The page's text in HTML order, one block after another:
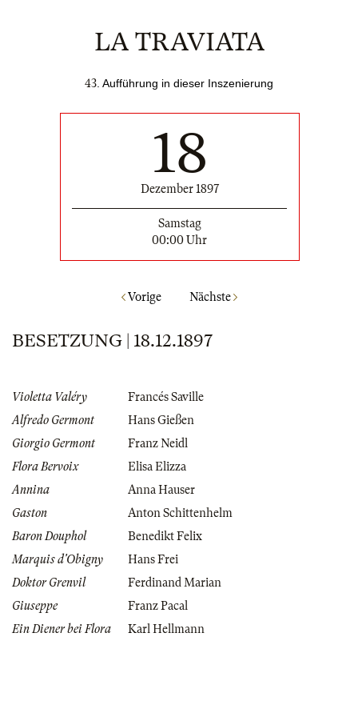
LA TRAVIATA
43 . Aufführung in dieser Inszenierung
18
Dezember 1897
Samstag
00:00 Uhr
Vorige Nächste
BESETZUNG | 18.12.1897
Violetta Valéry
Francés Saville
Alfredo Germont
Hans Gießen
Giorgio Germont
Franz Neidl
Flora Bervoix
Elisa Elizza
Annina
Anna Hauser
Gaston
Anton Schittenhelm
Baron Douphol
Benedikt Felix
Marquis d'Obigny
Hans Frei
Doktor Grenvil
Ferdinand Marian
Giuseppe
Franz Pacal
Ein Diener bei Flora
Karl Hellmann